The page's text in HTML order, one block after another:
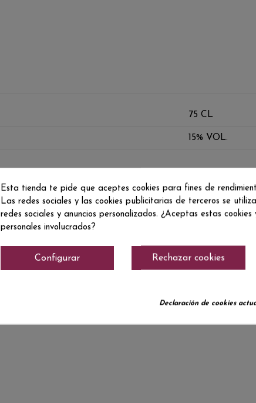
75 CL
15% VOL.
Esta tienda te pide que aceptes cookies para fines de
Las redes sociales y las cookies publicitarias de terceros se
redes sociales y anuncios personalizados. ¿Aceptas estas
personales involucrados?
Rechazar cookies
Configurar
Declaración de cookies